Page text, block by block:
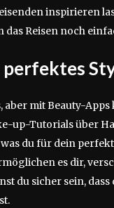
inspirieren
das Reisen noch
perfektes
aber mit Beauty-
up-Tutorials über
du für dein
es dir,
du sicher sein,